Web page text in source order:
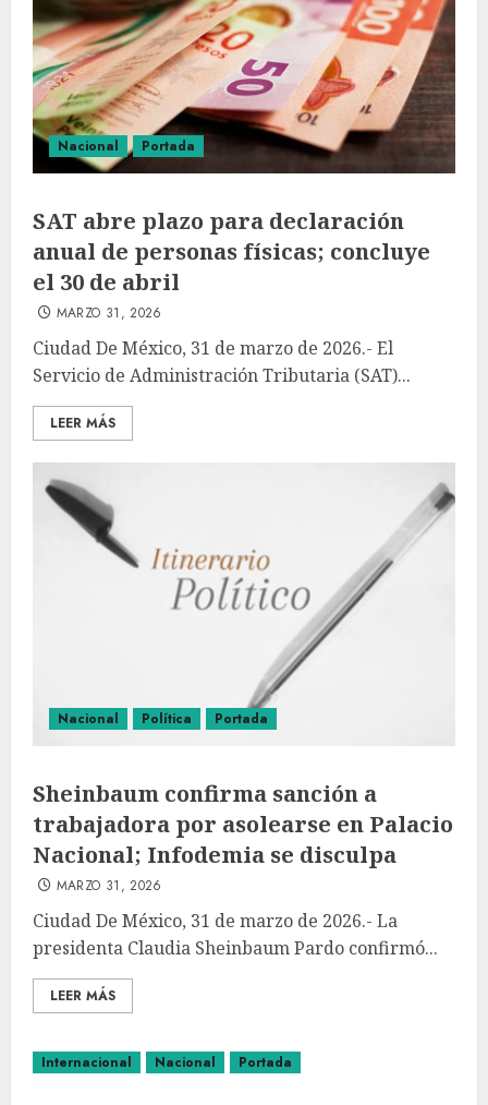
Nacional Portada
SAT abre plazo para declaración
anual de personas físicas; concluye
el 30 de abril
MARZO 31, 2026
Ciudad De México, 31 de marzo de 2026.- El
Servicio de Administración Tributaria (SAT)...
LEER MÁS
Nacional Política Portada
Sheinbaum confirma sanción a
trabajadora por asolearse en Palacio
Nacional; Infodemia se disculpa
MARZO 31, 2026
Ciudad De México, 31 de marzo de 2026.- La
presidenta Claudia Sheinbaum Pardo confirmó...
LEER MÁS
Internacional Nacional Portada